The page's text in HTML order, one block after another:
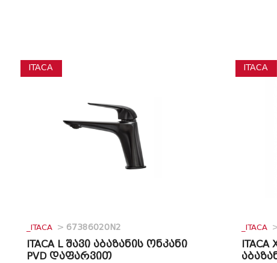
ITACA
_ITACA > 67386020N2
ITACA L შავი აბაზანის ონკანი
PVD დაფარვით
ITACA
_ITACA